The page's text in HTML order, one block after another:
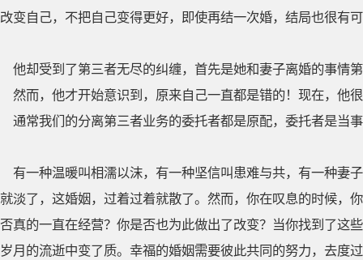
改变自己，不把自己变得更好，即使再结一次婚，结局也很有
他却受到了第三者无尽的纠缠，首先是她和妻子离婚的事情
然而，他才开始意识到，原来自己一直都是错的！现在，他
通常我们的分离第三者业务的委托者都是原配，委托者是当
有一种温暖叫相濡以沫，有一种坚信叫患难与共，有一种妻
就淡了，这婚姻，过着过着就散了。然而，你在叹息的时候，
否真的一直在经营？你是否也为此做出了改变？当你找到了这
岁月的流逝中变了质。幸福的婚姻需要彼此共同的努力，去度